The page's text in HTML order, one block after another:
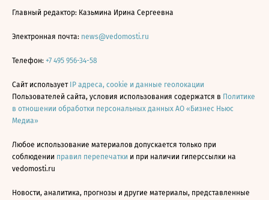
Главный редактор: Казьмина Ирина Сергеевна
Электронная почта: news@vedomosti.ru
Телефон: +7 495 956-34-58
Сайт использует IP адреса, cookie и данные геолокации
Пользователей сайта, условия использования содержатся в Политике
в отношении обработки персональных данных АО «Бизнес Ньюс
Медиа»
Любое использование материалов допускается только при
соблюдении правил перепечатки и при наличии гиперссылки на
vedomosti.ru
Новости, аналитика, прогнозы и другие материалы, представленные